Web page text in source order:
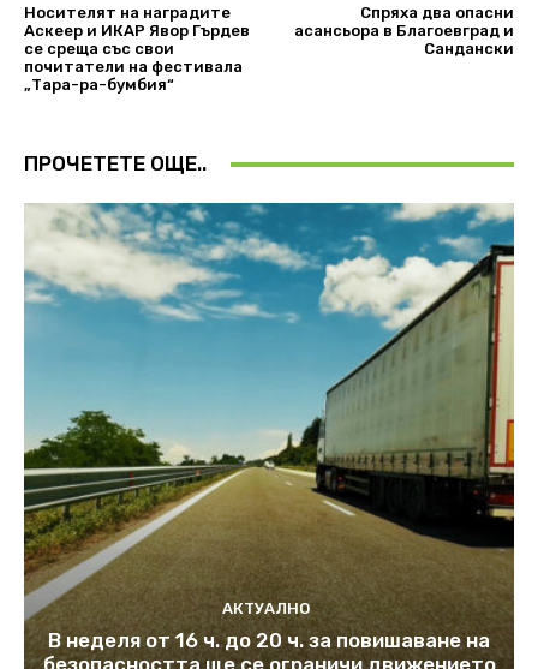
Носителят на наградите
Аскеер и ИКАР Явор Гърдев
се среща със свои
почитатели на фестивала
„Тара-ра-бумбия“
Спряха два опасни
асансьора в Благоевград и
Сандански
ПРОЧЕТЕТЕ ОЩЕ..
АКТУАЛНО
В неделя от 16 ч. до 20 ч. за повишаване на